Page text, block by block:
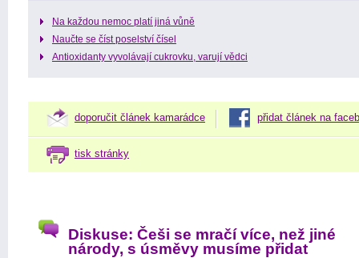
Na každou nemoc platí jiná vůně
Naučte se číst poselství čísel
Antioxidanty vyvolávají cukrovku, varují vědci
doporučit článek kamarádce přidat článek na
tisk stránky
Diskuse: Češi se mračí více, než jiné
národy, s úsměvy musíme přidat